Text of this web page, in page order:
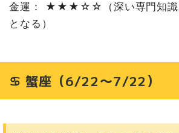
金運： ★★★☆☆（深い専門知識
となる）
♋ 蟹座（6/22〜7/22）